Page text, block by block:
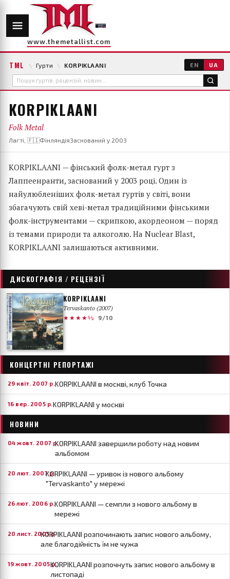
www.themetallist.com
TML \ Гурти \ KORPIKLAANI EN UA
KORPIKLAANI
Folk Metal
Лагті, 🇫🇮ФінляндіяЗаснований у 2003
KORPIKLAANI — фінський фолк-метал гурт з
Лаппеенранти, заснований у 2003 році. Один із
найулюбленіших фолк-метал гуртів у світі, вони
збагачують свій хеві-метал традиційними фінськими
фолк-інструментами — скрипкою, акордеоном — поряд
із темами природи та алкоголю. На Nuclear Blast,
KORPIKLAANI залишаються активними.
ДИСКОГРАФІЯ / РЕЦЕНЗІЇ
KORPIKLAANI
Tervaskanto (2007)
★★★★½
9/10
КОНЦЕРТНІ РЕПОРТАЖІ
29 квіт. 2007 р.KORPIKLAANI в москві, клуб Точка
16 вер. 2005 р.KORPIKLAANI у москві
НОВИНИ
04 жовт. 2007 р.KORPIKLAANI завершили роботу над новим
альбомом
20 лют. 2007 р.KORPIKLAANI — уривок із нового альбому
"Tervaskanto" у мережі
26 лют. 2006 р.KORPIKLAANI — семпли з нового альбому в
мережі
20 лист. 2005 р.KORPIKLAANI розпочинають запис нового альбому,
але благодійність їм не чужа
19 жовт. 2005 р.KORPIKLAANI розпочнуть запис нового альбому в
листопаді